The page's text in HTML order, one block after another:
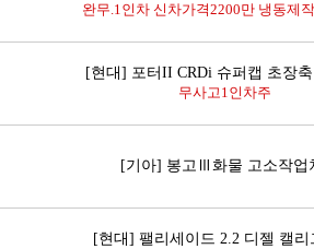
완무.1인차 신차가격2200만 냉동제
[현대] 포터II CRDi 슈퍼캡 초장
무사고1인차주
[기아] 봉고Ⅲ화물 고소작
[현대] 팰리세이드 2.2 디젤 캘리